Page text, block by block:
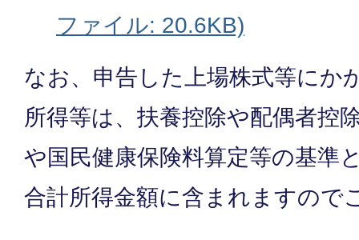
ファイル: 20.6KB)
なお、申告した上場株式等にか
所得等は、扶養控除や配偶者控
や国民健康保険料算定等の基準
合計所得金額に含まれますので